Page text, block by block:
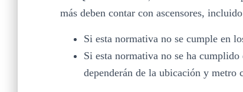
más deben contar con ascensores,
Si esta normativa no se cumple en
Si esta normativa no se ha
dependerán de la ubicación y metro